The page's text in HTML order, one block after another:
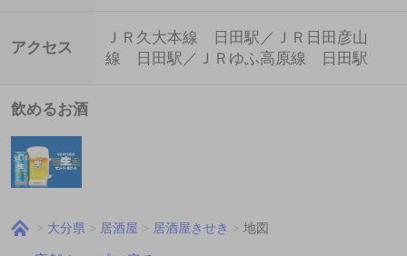
アクセス
ＪＲ久大本線 日田駅／ＪＲ日田彦山
線 日田駅／ＪＲゆふ高原線 日田駅
飲めるお酒
大分県 居酒屋 居酒屋きせき 地図